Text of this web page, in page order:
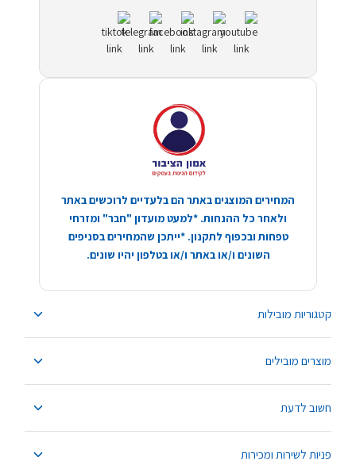
קטגוריות מובילות
מוצרים מובילים
חשוב לדעת
פניות לשירות ומכירות
המחירים המוצגים באתר הם בלעדיים לרוכשים באתר
ולאחר כל ההנחות. *למעט מועדון "חבר" ומזרחי
טפחות ובכפוף לתקנון. *ייתכן שהמחירים בסניפים
השונים ו/או באתר ו/או בטלפון יהיו שונים.